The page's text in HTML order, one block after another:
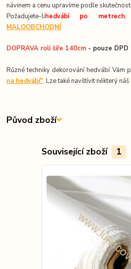
návinem a cenu upravíme podle
Požadujete-lihedvábí po metrech,
MALOOBCHODNÍ
DOPRAVA rolí šíře 140cm - pouze DPD
Různé techniky dekorování hedvábí Vám
na hedvábí". Lze také navštívit některý náš
Původ zboží
Související zboží 1